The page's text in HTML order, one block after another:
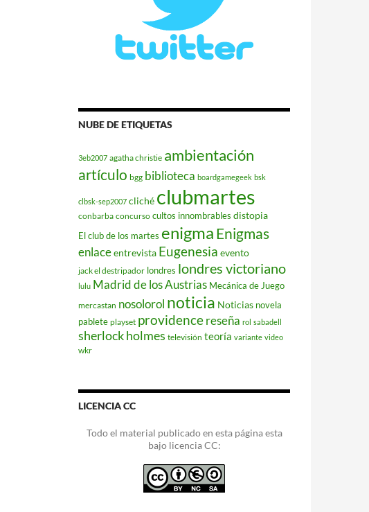
NUBE DE ETIQUETAS
3eb2007 agatha christie ambientación
artículo bgg biblioteca boardgamegeek bsk
clbsk-sep2007 cliché clubmartes
conbarba concurso cultos innombrables distopia
El club de los martes enigma Enigmas
enlaceentrevista Eugenesia evento
jack el destripador londres londres victoriano
lulu Madrid de los Austrias Mecánica de Juego
mercastan nosolorol noticia Noticias novela
pablete playset providencereseña rol sabadell
sherlock holmes televisión teoría variante video
wkr
LICENCIA CC
Todo el material publicado en esta página esta
bajo licencia CC: